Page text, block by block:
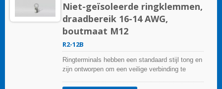
Niet-geïsoleerde ringklemmen,
draadbereik 16-14 AWG,
boutmaat M12
R2-12B
Ringterminals hebben een standaard stijl tong en
zijn ontworpen om een veilige verbinding te